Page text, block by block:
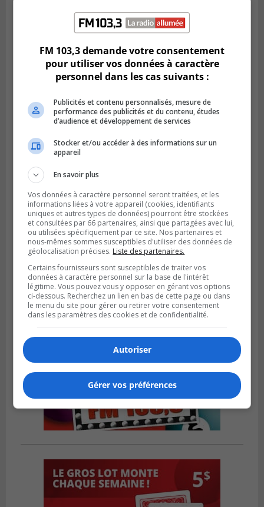
Le Festival Kaput propose des activités
récupératrices
LONGUEUIL
Publié le 31 juillet 2026 à 09h28
Alexandre Da Costa s’en va diriger au
Mexique
FM 103,3 demande votre consentement
pour utiliser vos données à caractère
personnel dans les cas suivants :
Publicités et contenu personnalisés, mesure de
performance des publicités et du contenu, études
d’audience et développement de services
Stocker et/ou accéder à des informations sur un
appareil
En savoir plus
Vos données à caractère personnel seront traitées, et les
informations liées à votre appareil (cookies, identifiants
uniques et autres types de données) pourront être stockées
et consultées par 66 partenaires, ainsi que partagées avec lui,
ou utilisées spécifiquement par ce site. Nos partenaires et
nous-mêmes sommes susceptibles d'utiliser des données de
géolocalisation précises. Liste des partenaires.
Certains fournisseurs sont susceptibles de traiter vos
données à caractère personnel sur la base de l'intérêt
légitime. Vous pouvez vous y opposer en gérant vos options
ci-dessous. Recherchez un lien en bas de cette page ou dans
le menu du site pour gérer ou retirer votre consentement
dans les paramètres des cookies et de confidentialité.
Autoriser
Gérer vos préférences